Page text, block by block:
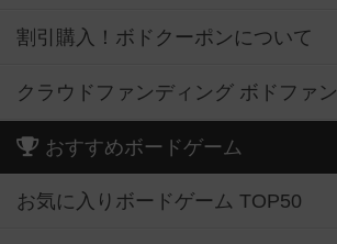
割引購入！ボドクーポンについて
クラウドファンディング ボドファン
おすすめボードゲーム
お気に入りボードゲーム TOP50